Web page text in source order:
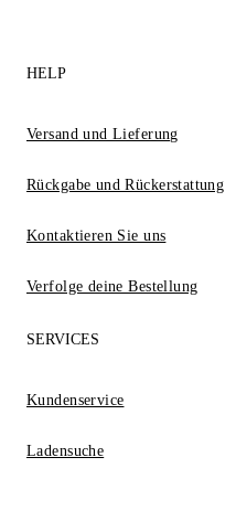
HELP
Versand und Lieferung
Rückgabe und Rückerstattung
Kontaktieren Sie uns
Verfolge deine Bestellung
SERVICES
Kundenservice
Ladensuche